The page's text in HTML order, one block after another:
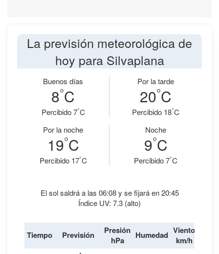
La previsión meteorológica de
hoy para Silvaplana
Buenos días
8°C
Percibido 7°C
Por la tarde
20°C
Percibido 18°C
Por la noche
19°C
Percibido 17°C
Noche
9°C
Percibido 7°C
El sol saldrá a las 06:08 y se fijará en 20:45
Índice UV: 7.3 (alto)
Tiempo Previsión
Presión
hPa
Humedad Viento
km/h